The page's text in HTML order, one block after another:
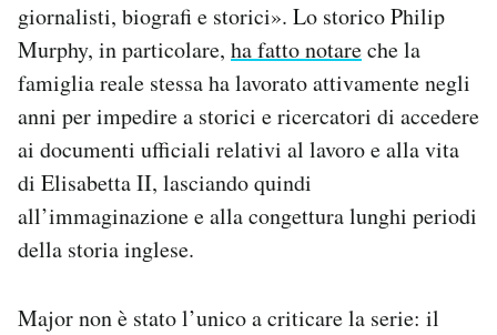
giornalisti, biografi e storici». Lo storico Philip
Murphy, in particolare, ha fatto notareche la
famiglia reale stessa ha lavorato attivamente negli
anni per impedire a storici e ricercatori di accedere
ai documenti ufficiali relativi al lavoro e alla vita
di Elisabetta II, lasciando quindi
all’immaginazione e alla congettura lunghi periodi
della storia inglese.
Major non è stato l’unico a criticare la serie: il